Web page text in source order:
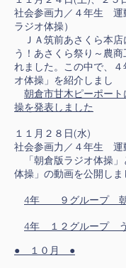
社会参画力／４年生 運
ラジオ体操）
ＪＡ筑前あさくら本店
う！あさくら祭り～農商
れました。この中で、
オ体操」を紹介しまし
朝倉市甘木ピーポー
操を発表しました
１１月２８日(水)
社会参画力／４年生 運
「朝倉版ラジオ体操」
体操」の動画を公開しま
4年 ９グループ
4年 １２グループ
● １０月 ●